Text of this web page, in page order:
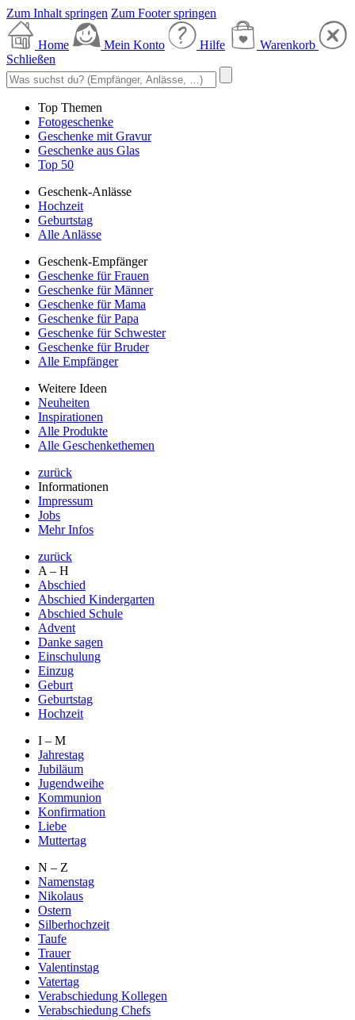
Zum Inhalt springen Zum Footer springen
Home Mein Konto Hilfe
Warenkorb
Schließen
Top Themen
Fotogeschenke
Geschenke mit Gravur
Geschenke aus Glas
Top 50
Geschenk-Anlässe
Hochzeit
Geburtstag
Alle Anlässe
Geschenk-Empfänger
Geschenke für Frauen
Geschenke für Männer
Geschenke für Mama
Geschenke für Papa
Geschenke für Schwester
Geschenke für Bruder
Alle Empfänger
Weitere Ideen
Neuheiten
Inspirationen
Alle Produkte
Alle Geschenkethemen
zurück
Informationen
Impressum
Jobs
Mehr Infos
zurück
A – H
Abschied
Abschied Kindergarten
Abschied Schule
Advent
Danke sagen
Einschulung
Einzug
Geburt
Geburtstag
Hochzeit
I – M
Jahrestag
Jubiläum
Jugendweihe
Kommunion
Konfirmation
Liebe
Muttertag
N – Z
Namenstag
Nikolaus
Ostern
Silberhochzeit
Taufe
Trauer
Valentinstag
Vatertag
Verabschiedung Kollegen
Verabschiedung Chefs